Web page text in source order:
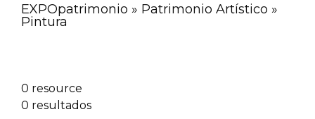
EXPOpatrimonio » Patrimonio Artístico »
Pintura
0 resource
0 resultados